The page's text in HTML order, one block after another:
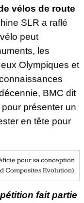
vélos de route
SLR a raflé
peut
les
Olympiques et
BMC dit
présenter un
en tête pour
pour sa conception
Composites Evolution).
fait partie